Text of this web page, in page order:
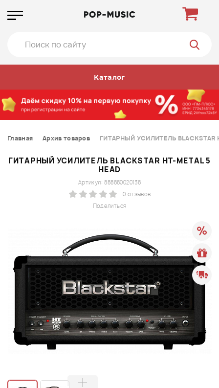
Каталог
Главная Архив товаров ГИТАРНЫЙ УСИЛИТЕЛЬ BLACKSTAR
ГИТАРНЫЙ УСИЛИТЕЛЬ BLACKSTAR HT-METAL 5
HEAD
Поделиться
Артикул: 888880020138
0 отзывов